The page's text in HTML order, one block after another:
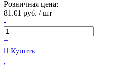
Розничная цена:
81.01 руб. / шт
-
+
Купить